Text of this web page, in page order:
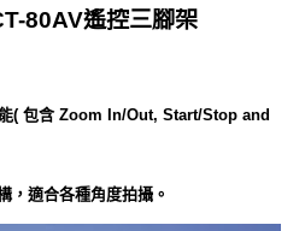
80AV遙控三腳架
( 包含 Zoom In/Out, Start/Stop and
，適合各種角度拍攝。